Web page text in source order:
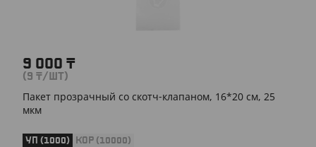
9 000 ₸
(9 ₸/ШТ)
Пакет прозрачный со скотч-клапаном, 16*20 см, 25
мкм
УП (1000) КОР (10000)